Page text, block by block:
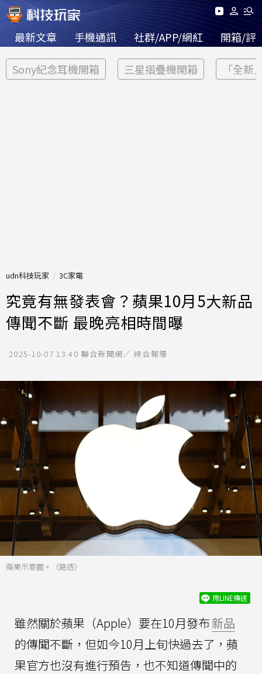
最新文章 手機通訊 社群/APP/網紅 開箱/評
Sony紀念耳機開箱 三星摺疊機開箱 「全新
udn科技玩家 3C家電
究竟有無發表會？蘋果10月5大新品
傳聞不斷 最晚亮相時間曝
2025-10-07 13:40 聯合新聞網／ 綜合報導
蘋果示意圖。（路透）
用LINE傳送
雖然關於蘋果（Apple）要在10月發布新品
的傳聞不斷，但如今10月上旬快過去了，蘋
果官方也沒有進行預告，也不知道傳聞中的